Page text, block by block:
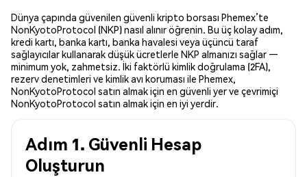
Dünya çapında güvenilen güvenli kripto borsası Phemex’te
NonKyotoProtocol (NKP) nasıl alınır öğrenin. Bu üç kolay adım,
kredi kartı, banka kartı, banka havalesi veya üçüncü taraf
sağlayıcılar kullanarak düşük ücretlerle NKP almanızı sağlar —
minimum yok, zahmetsiz. İki faktörlü kimlik doğrulama (2FA),
rezerv denetimleri ve kimlik avı koruması ile Phemex,
NonKyotoProtocol satın almak için en güvenli yer ve çevrimiçi
NonKyotoProtocol satın almak için en iyi yerdir.
Adım 1. Güvenli Hesap
Oluşturun